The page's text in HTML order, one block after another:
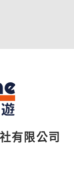
有限公司